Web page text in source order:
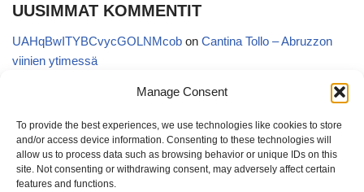
Manage Consent
To provide the best experiences, we use technologies like cookies to store
and/or access device information. Consenting to these technologies will
allow us to process data such as browsing behavior or unique IDs on this
site. Not consenting or withdrawing consent, may adversely affect certain
features and functions.
UUSIMMAT KOMMENTIT
UAHqBwITYBCvycGOLNMcob on Cantina Tollo – Abruzzon
viinien ytimessä
EgVGGttRTxKfbqUaWNglbonCantina Tollo – Abruzzon viinien
AnonymousonKyläviini Riojasta – Ortega Ezquerro Vino de
Tudelilla Crianza 2018 (Alko 14,88 €)
CopatintoonKyläviini Riojasta – Ortega Ezquerro Vino de